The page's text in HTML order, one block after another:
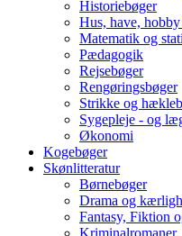
Historiebøger
Hus, have,
Matematik og
Pædagogik
Rejsebøger
Rengøringsbøger
Strikke og
Sygepleje - og
Økonomi
Kogebøger
Skønlitteratur
Børnebøger
Drama og
Fantasy, Fiktion
Kriminalromaner